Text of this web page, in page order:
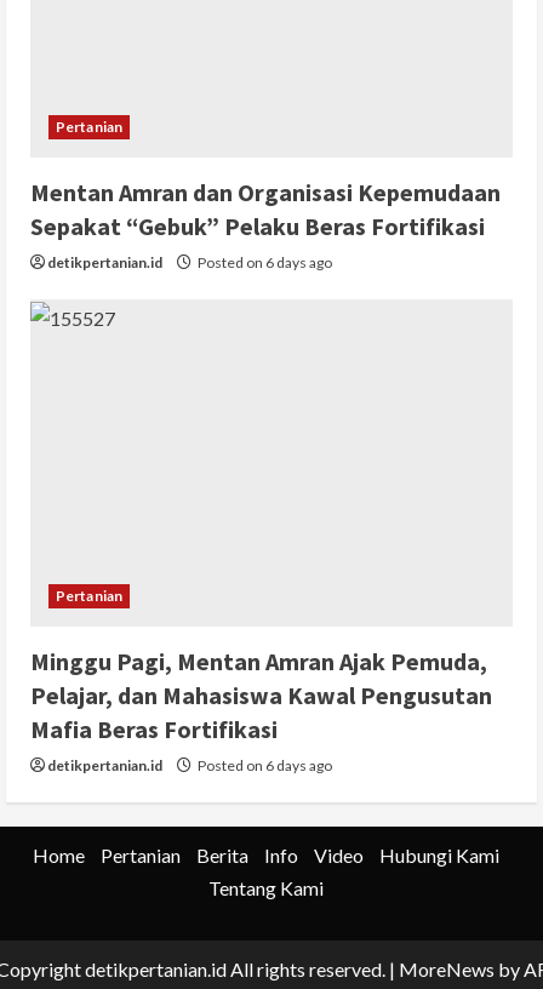
Pertanian
Mentan Amran dan Organisasi Kepemudaan
Sepakat “Gebuk” Pelaku Beras Fortifikasi
detikpertanian.id Posted on 6 days ago
Pertanian
Minggu Pagi, Mentan Amran Ajak Pemuda,
Pelajar, dan Mahasiswa Kawal Pengusutan
Mafia Beras Fortifikasi
detikpertanian.id Posted on 6 days ago
Home Pertanian Berita Info Video
Hubungi Kami
Tentang Kami
detikpertanian.id All rights reserved. | MoreNews by